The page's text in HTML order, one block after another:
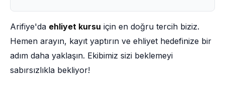
Arifiye'da ehliyet kursu için en doğru tercih biziz.
Hemen arayın, kayıt yaptırın ve ehliyet hedefinize bir
adım daha yaklaşın. Ekibimiz sizi beklemeyi
sabırsızlıkla bekliyor!